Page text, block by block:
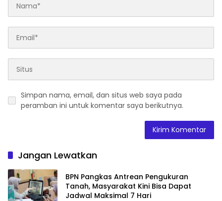
Simpan nama, email, dan situs web saya pada
peramban ini untuk komentar saya berikutnya.
Jangan Lewatkan
BPN Pangkas Antrean Pengukuran
Tanah, Masyarakat Kini Bisa Dapat
Jadwal Maksimal 7 Hari